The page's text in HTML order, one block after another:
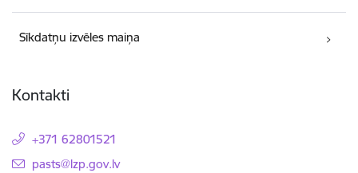
Sīkdatņu izvēles maiņa
Kontakti
+371 62801521
E-pasts:
pasts@lzp.gov.lv